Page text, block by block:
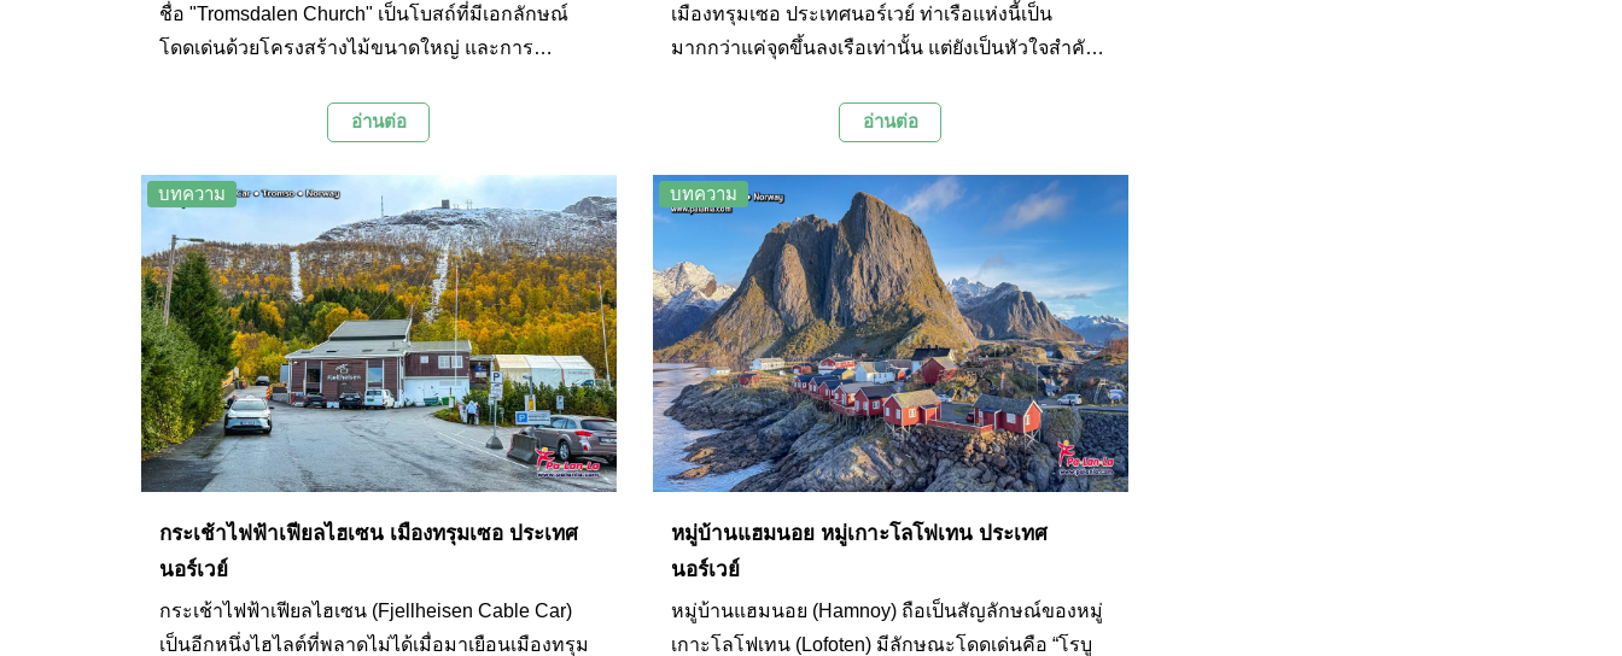
ชื่อ "Tromsdalen Church" เป็นโบสถ์ที่มีเอกลักษณ์
โดดเด่นด้วยโครงสร้างไม้ขนาดใหญ่ และการ
อ่านต่อ
เมืองทรุมเซอ ประเทศนอร์เวย์ ท่าเรือแห่งนี้เป็น
มากกว่าแค่จุดขึ้นลงเรือเท่านั้น แต่ยังเป็นหัวใจสำคัญ
อ่านต่อ
บทความ
กระเช้าไฟฟ้าเฟียลไฮเซน เมืองทรุมเซอ ประเทศ
นอร์เวย์
กระเช้าไฟฟ้าเฟียลไฮเซน (Fjellheisen Cable Car)
เป็นอีกหนึ่งไฮไลต์ที่พลาดไม่ได้เมื่อมาเยือนเมืองทรุม
บทความ
หมู่บ้านแฮมนอย หมู่เกาะโลโฟเทน ประเทศ
นอร์เวย์
หมู่บ้านแฮมนอย (Hamnoy) ถือเป็นสัญลักษณ์ของหมู่
เกาะโลโฟเทน (Lofoten) มีลักษณะโดดเด่นคือ “โรบู